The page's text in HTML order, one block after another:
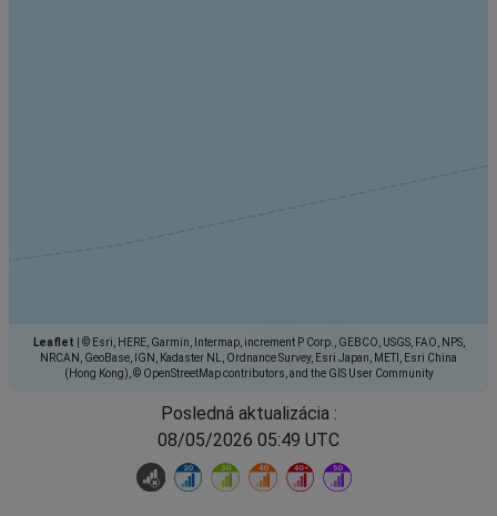
Leaflet
© Esri, HERE, Garmin, Intermap, increment P Corp., GEBCO, USGS, FAO, NPS,
NRCAN, GeoBase, IGN, Kadaster NL, Ordnance Survey, Esri Japan, METI, Esri China
(Hong Kong), © OpenStreetMap contributors, and the GIS User Community
Posledná aktualizácia :
08/05/2026 05:49 UTC